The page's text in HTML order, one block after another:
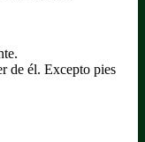
de él. Excepto pies